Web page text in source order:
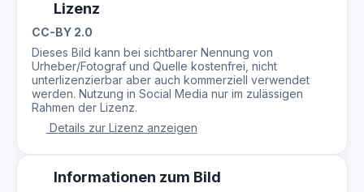
Lizenz
CC-BY 2.0
Dieses Bild kann bei sichtbarer Nennung von
Urheber/Fotograf und Quelle kostenfrei, nicht
unterlizenzierbar aber auch kommerziell verwendet
werden. Nutzung in Social Media nur im zulässigen
Rahmen der Lizenz.
Details zur Lizenz anzeigen
Informationen zum Bild